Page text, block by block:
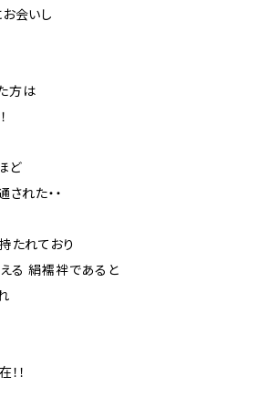
会いし
方は
ど
れた・・
たれており
る 絹襦袢であると
！